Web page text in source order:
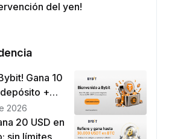
del yen!
Gana 10
+
en
2026
20 USD en
sin límites